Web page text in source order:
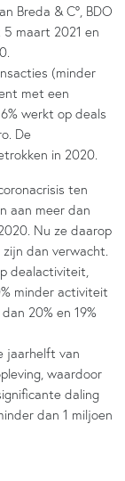
Breda & C°, BDO
maart 2021 en
(minder
met een
werkt op deals
De
in 2020.
ten
aan meer dan
Nu ze daarop
dan verwacht.
dealactiviteit,
minder activiteit
20% en 19%
jaarhelft van
waardoor
daling
dan 1 miljoen